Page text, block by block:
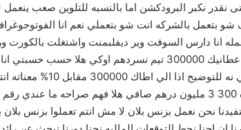
نكبر البرودكشن اما بالنسبه للتلوين صعب ينعمل
بالشركه انت شو بتعملي نعم انا الفوتوجوغرافر
انا دارس السوفت وير ديفلبمنت واشتغلت
المجال تبعي شوي واشتغلت بحضانه اوبريشنز مانجر فتره هلا فول تايم كجو كارتز اذا
صافي الربح عشان ترجعونه ال 300000 ماله اه اوكي فهو قاعد يسالك متى بتسوين ه 300 3
نحن نعمل بزنس بلان لا مش انتم تعملوا بزنس